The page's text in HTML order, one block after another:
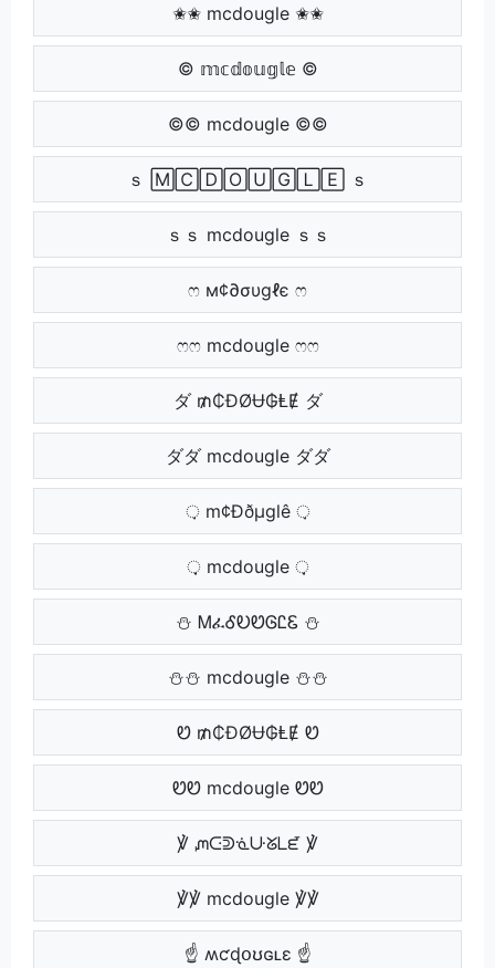
✬✬ mcdougle ✬✬
© 𝕞𝕔𝕕𝕠𝕦𝕘𝕝𝕖 ©
©© mcdougle ©©
ｓ 🄼🄲🄳🄾🅄🄶🄻🄴 ｓ
ｓｓ mcdougle ｓｓ
ෆ м¢∂συgℓє ෆ
ෆෆ mcdougle ෆෆ
ダ ₥₵ĐØɄ₲ⱠɆ ダ
ダダ mcdougle ダダ
़ m¢Ððµglê ़
़़ mcdougle ़़
⛄ ᎷፈᎴᎧᏬᎶᏝᏋ ⛄
⛄⛄ mcdougle ⛄⛄
Ꮼ ₥₵ĐØɄ₲ⱠɆ Ꮼ
ᏬᏬ mcdougle ᏬᏬ
℣ ᘻᑢᕲᓍᑘᘜᒪᘿ ℣
℣℣ mcdougle ℣℣
☝ ʍƈɖօʊɢʟɛ ☝